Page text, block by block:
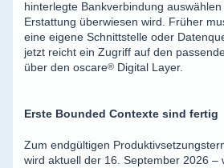
hinterlegte Bankverbindung
Erstattung überwiesen wird. Früher
eine eigene Schnittstelle oder
jetzt reicht ein Zugriff auf den
über den oscare® Digital Layer.
Erste Bounded Contexte sind fertig
Zum endgültigen
wird aktuell der 16. September 2026 –